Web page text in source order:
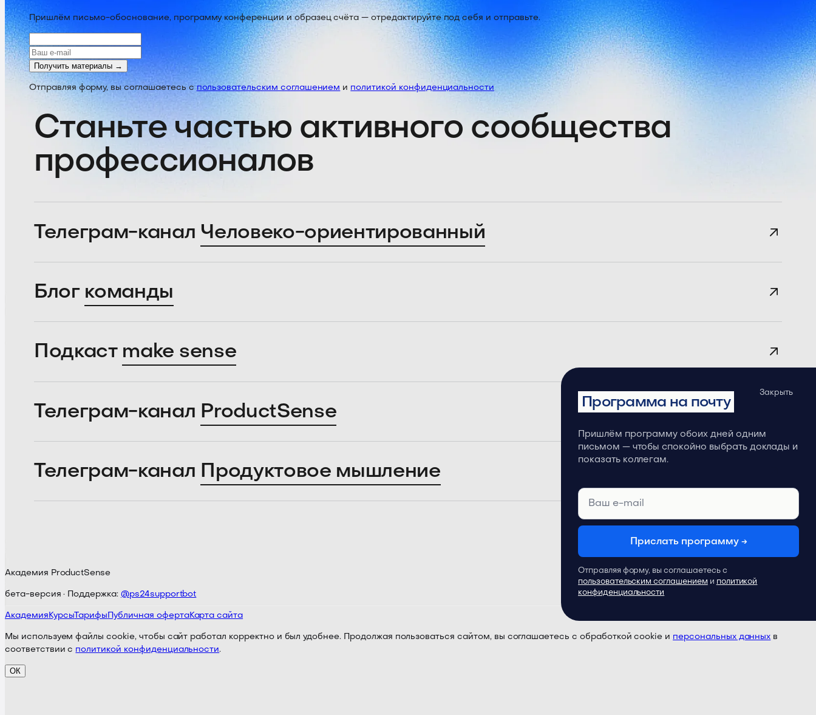
Пришлём письмо-обоснование, программу конференции и образец счёта — отредактируйте под себя и отправьте.
Получить материалы →
Отправляя форму, вы соглашаетесь с пользовательским соглашением и политикой конфиденциальности
Станьте частью активного сообщества
профессионалов
Телеграм-канал Человеко-ориентированный
Блог команды
Подкаст make sense
Телеграм-канал ProductSense
Телеграм-канал Продуктовое мышление
Академия ProductSense
бета-версия · Поддержка: @ps24supportbot
Академия Курсы Тарифы Публичная офертаКарта сайта
Мы используем файлы cookie, чтобы сайт работал корректно и был удобнее. Продолжая пользоваться сайтом, вы соглашаетесь с обработкой cookie и персональных данных в
соответствии с политикой конфиденциальности.
ОК
Программа на почту Закрыть
Пришлём программу обоих дней одним
письмом — чтобы спокойно выбрать доклады и
показать коллегам.
Прислать программу →
Отправляя форму, вы соглашаетесь с
пользовательским соглашением и политикой
конфиденциальности